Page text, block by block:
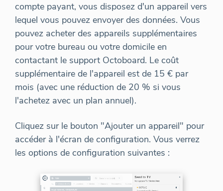
compte payant, vous disposez d'un appareil vers
lequel vous pouvez envoyer des données. Vous
pouvez acheter des appareils supplémentaires
pour votre bureau ou votre domicile en
contactant le support Octoboard. Le coût
supplémentaire de l'appareil est de 15 € par
mois (avec une réduction de 20 % si vous
l'achetez avec un plan annuel).
Cliquez sur le bouton "Ajouter un appareil" pour
accéder à l'écran de configuration. Vous verrez
les options de configuration suivantes :